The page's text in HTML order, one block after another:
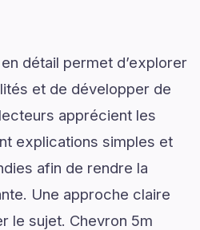
détail permet d’explorer
et de développer de
apprécient les
explications simples et
afin de rendre la
Une approche claire
le sujet. Chevron 5m